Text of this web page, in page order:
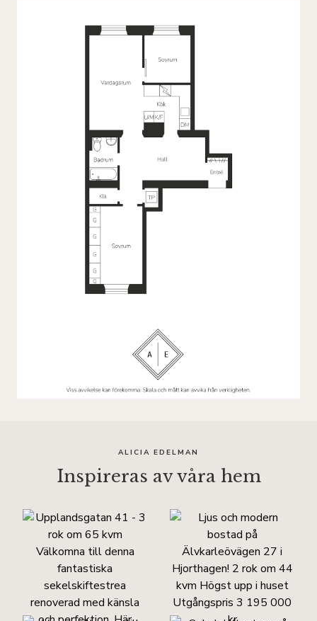
ALICIA EDELMAN
Inspireras av våra hem